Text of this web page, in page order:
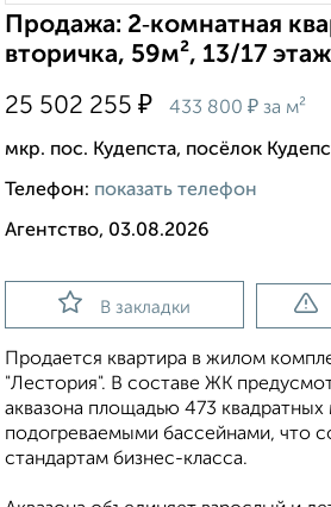
Продажа: 2‑комнатная
вторичка, 59м², 13/17 этаж
25 502 255 ₽ 433 800 ₽ за м²
мкр. пос. Кудепста, посёлок
Телефон: показать телефон
Агентство, 03.08.2026
В закладки
Продается квартира в жилом
"Лестория". В составе ЖК
аквазона площадью 473 квадратных
подогреваемыми бассейнами, что
стандартам бизнес-класса.